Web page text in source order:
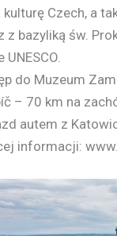
kulturę Czech, a
z bazyliką św.
UNESCO.
do Muzeum
– 70 km na
autem z
informacji: